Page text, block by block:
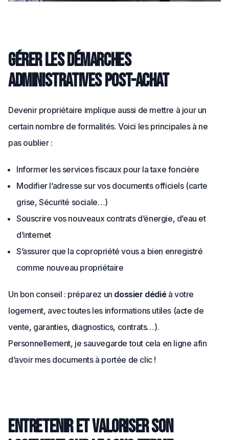
Gérer les démarches
administratives post-achat
Devenir propriétaire implique aussi de mettre à jour un
certain nombre de formalités. Voici les principales à ne
pas oublier :
Informer les services fiscaux pour la taxe foncière
Modifier l’adresse sur vos documents officiels (carte
grise, Sécurité sociale…)
Souscrire vos nouveaux contrats d’énergie, d’eau et
d’internet
S’assurer que la copropriété vous a bien enregistré
comme nouveau propriétaire
Un bon conseil : préparez un dossier dédiéà votre
logement, avec toutes les informations utiles (acte de
vente, garanties, diagnostics, contrats…).
Personnellement, je sauvegarde tout cela en ligne afin
d’avoir mes documents à portée de clic !
Entretenir et valoriser son